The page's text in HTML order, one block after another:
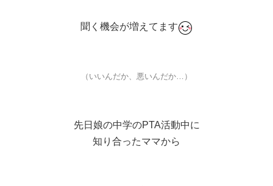
聞く機会が増えてます
（いいんだか、悪いんだか…）
先日娘の中学のPTA活動中に
知り合ったママから